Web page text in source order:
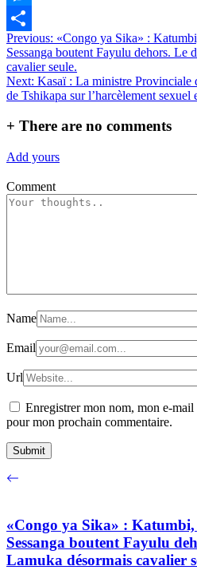
Messenger
Partager
Navigation
de
l’article
Previous: «Congo ya Sika» :
Sessanga boutent Fayulu dehors. Le
cavalier seule.
Next: Kasaï : La ministre Provinciale
de Tshikapa sur l’harcèlement sexuel
+ There are no comments
Add yours
Comment
Name
Email
Url
Enregistrer mon nom, mon e-
pour mon prochain commentaire.
«Congo ya Sika» :
Sessanga boutent Fayulu
Lamuka désormais cavalier